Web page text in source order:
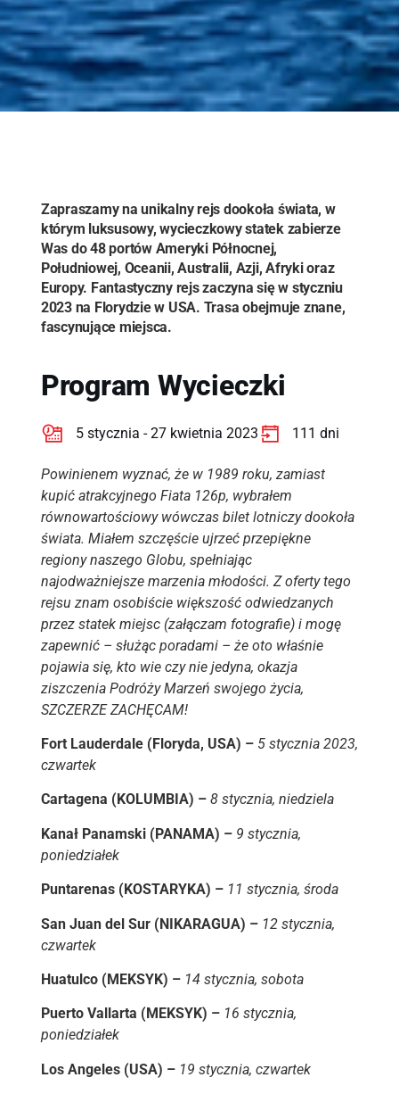
Zapraszamy na unikalny rejs dookoła świata, w
którym luksusowy, wycieczkowy statek zabierze
Was do 48 portów Ameryki Północnej,
Południowej, Oceanii, Australii, Azji, Afryki oraz
Europy. Fantastyczny rejs zaczyna się w styczniu
2023 na Florydzie w USA. Trasa obejmuje znane,
fascynujące miejsca.
Program Wycieczki
5 stycznia - 27 kwietnia 2023 111 dni
Powinienem wyznać, że w 1989 roku, zamiast
kupić atrakcyjnego Fiata 126p, wybrałem
równowartościowy wówczas bilet lotniczy dookoła
świata. Miałem szczęście ujrzeć przepiękne
regiony naszego Globu, spełniając
najodważniejsze marzenia młodości. Z oferty tego
rejsu znam osobiście większość odwiedzanych
przez statek miejsc (załączam fotografie) i mogę
zapewnić – służąc poradami – że oto właśnie
pojawia się, kto wie czy nie jedyna, okazja
ziszczenia Podróży Marzeń swojego życia,
SZCZERZE ZACHĘCAM!
Fort Lauderdale (Floryda, USA) – 5 stycznia 2023,
czwartek
Cartagena (KOLUMBIA) – 8 stycznia, niedziela
Kanał Panamski (PANAMA) – 9 stycznia,
poniedziałek
Puntarenas (KOSTARYKA) – 11 stycznia, środa
San Juan del Sur (NIKARAGUA) – 12 stycznia,
czwartek
Huatulco (MEKSYK) – 14 stycznia, sobota
Puerto Vallarta (MEKSYK) – 16 stycznia,
poniedziałek
Los Angeles (USA) – 19 stycznia, czwartek